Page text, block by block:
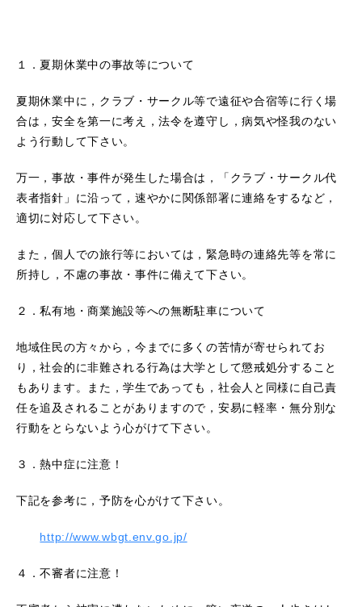
１．夏期休業中の事故等について
夏期休業中に，クラブ・サークル等で遠征や合宿等に行く場
合は，安全を第一に考え，法令を遵守し，病気や怪我のない
よう行動して下さい。
万一，事故・事件が発生した場合は，「クラブ・サークル代
表者指針」に沿って，速やかに関係部署に連絡をするなど，
適切に対応して下さい。
また，個人での旅行等においては，緊急時の連絡先等を常に
所持し，不慮の事故・事件に備えて下さい。
２．私有地・商業施設等への無断駐車について
地域住民の方々から，今までに多くの苦情が寄せられてお
り，社会的に非難される行為は大学として懲戒処分すること
もあります。また，学生であっても，社会人と同様に自己責
任を追及されることがありますので，安易に軽率・無分別な
行動をとらないよう心がけて下さい。
３．熱中症に注意！
下記を参考に，予防を心がけて下さい。
http://www.wbgt.env.go.jp/
４．不審者に注意！